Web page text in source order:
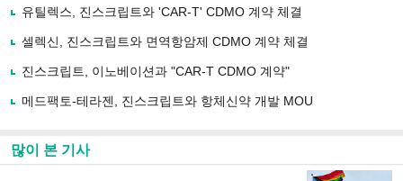
사
유
기
유틸렉스, 진스크립트와 'CAR-T' CDMO 계약 체결
셀렉신, 진스크립트와 면역항암제 CDMO 계약 체결
진스크립트, 이노베이션과 "CAR-T CDMO 계약"
메드팩토-테라젠, 진스크립트와 항체신약 개발 MOU
많이 본 기사